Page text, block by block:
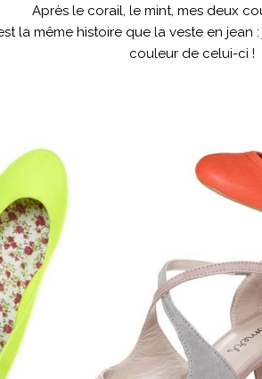
Après le corail, le mint, mes deux
la même histoire que la veste en jean
couleur de celui-ci !